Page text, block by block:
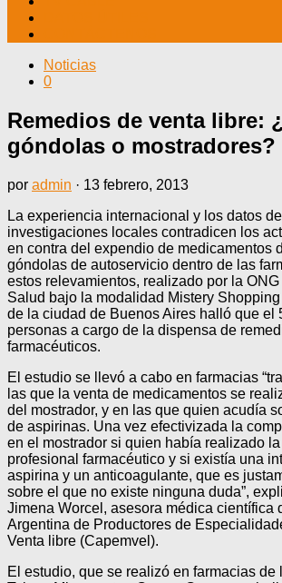
Noticias
0
Remedios de venta libre:
góndolas o mostradores?
por admin · 13 febrero, 2013
La experiencia internacional y los datos
investigaciones locales contradicen los
en contra del expendio de medicamentos
góndolas de autoservicio dentro de las
estos relevamientos, realizado por la
Salud bajo la modalidad Mistery
de la ciudad de Buenos Aires halló que el
personas a cargo de la dispensa de
farmacéuticos.
El estudio se llevó a cabo en farmacias
las que la venta de medicamentos se
del mostrador, y en las que quien acudía
de aspirinas. Una vez efectivizada la
en el mostrador si quien había realizado
profesional farmacéutico y si existía una
aspirina y un anticoagulante, que es
sobre el que no existe ninguna duda”,
Jimena Worcel, asesora médica científica
Argentina de Productores de
Venta libre (Capemvel).
El estudio, que se realizó en farmacias de